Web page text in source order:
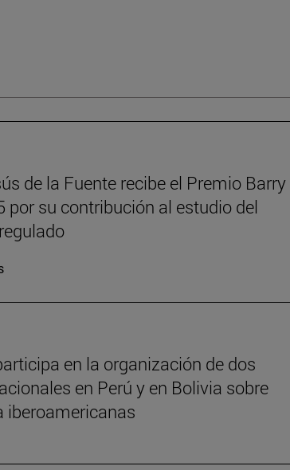
de la Fuente recibe el Premio
su contribución al estudio del
en la organización de dos
en Perú y en Bolivia sobre
iberoamericanas